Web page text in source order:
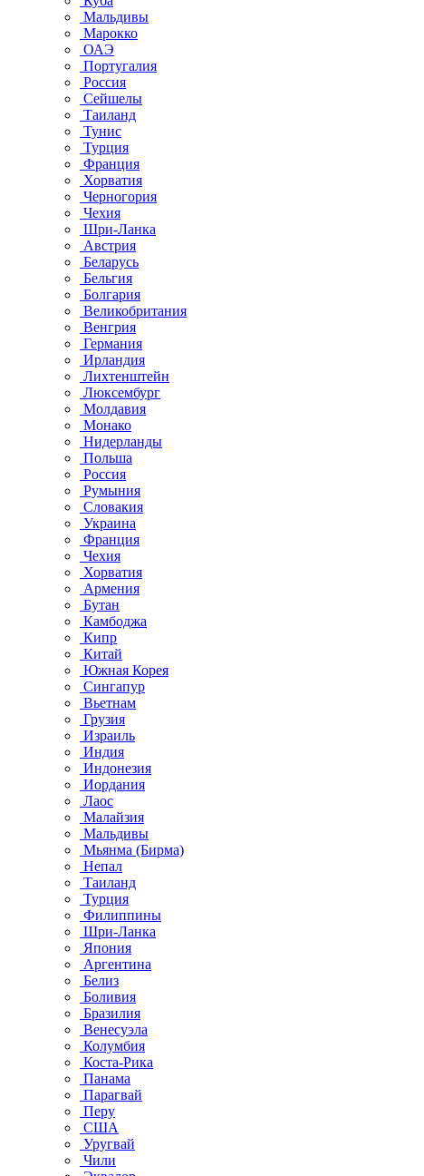
Мальдивы
Марокко
ОАЭ
Португалия
Россия
Сейшелы
Таиланд
Тунис
Турция
Франция
Хорватия
Черногория
Чехия
Шри-Ланка
Австрия
Беларусь
Бельгия
Болгария
Великобритания
Венгрия
Германия
Ирландия
Лихтенштейн
Люксембург
Молдавия
Монако
Нидерланды
Польша
Россия
Румыния
Словакия
Украина
Франция
Чехия
Хорватия
Армения
Бутан
Камбоджа
Кипр
Китай
Южная Корея
Сингапур
Вьетнам
Грузия
Израиль
Индия
Индонезия
Иордания
Лаос
Малайзия
Мальдивы
Мьянма (Бирма)
Непал
Таиланд
Турция
Филиппины
Шри-Ланка
Япония
Аргентина
Белиз
Боливия
Бразилия
Венесуэла
Колумбия
Коста-Рика
Панама
Парагвай
Перу
США
Уругвай
Чили